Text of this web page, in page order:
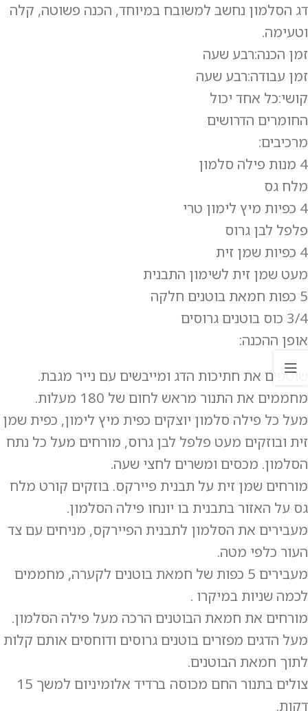
דג הסלמון נחשב למשובח במיוחד, הכנה פשוטה, קלה
וטעימה.
זמן הכנה:רבע שעה
זמן עבודה:רבע שעה
קושי:כל אחד יכול
החומרים הדרושים
מרכיבים:
4 מנות פילה סלמון
מלח גס
4 כפיות מיץ לימון טרי
פלפל לבן גרוס
4 כפיות שמן זית
מעט שמן זית לשימון התבנית
5 כפות חמאת בוטנים חלקה
3/4 כוס בוטנים גרוסים
אופן ההכנה:
שוטפים את חתיכות הדג ומייבשים עם נייר מגבת.
מחממים את התנור מראש לחום של 180 מעלות.
מעל כל פילה סלמון יוצקים כפית מיץ לימון, כפית שמן
זית ובוזקים מעט פלפל לבן גרוס, מורחים מעל כל נתח
הסלמון. מכסים ומשרים לחצי שעה.
מורחים שמן זית על תבנית פיירקס. בוזקים קורט מלח
גס על האזור בתבנית בו יונחו פילה הסלמון.
מעבירים את הסלמון לתבנית הפיירקס, מניחים עם צד
העור כלפי מטה.
מעבירים 5 כפות של חמאת בוטנים לקערה, מחממים
לכמה שניות במיקרו .
מורחים את חמאת הבוטנים הרכה מעל פילה הסלמון.
מעל הדגים מפזרים בוטנים גרוסים ודוחסים אותם קלות
לתוך חמאת הבוטנים.
צולים בתנור החם מכוסה ברדיד אלומיניום למשך 15
דקות.